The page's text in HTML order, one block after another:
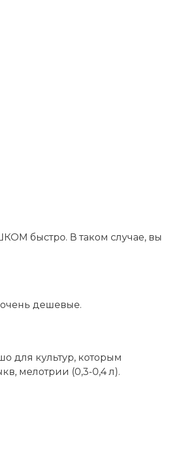
быстро. В таком случае, вы
дешевые.
для культур, которым
мелотрии (0,3-0,4 л).